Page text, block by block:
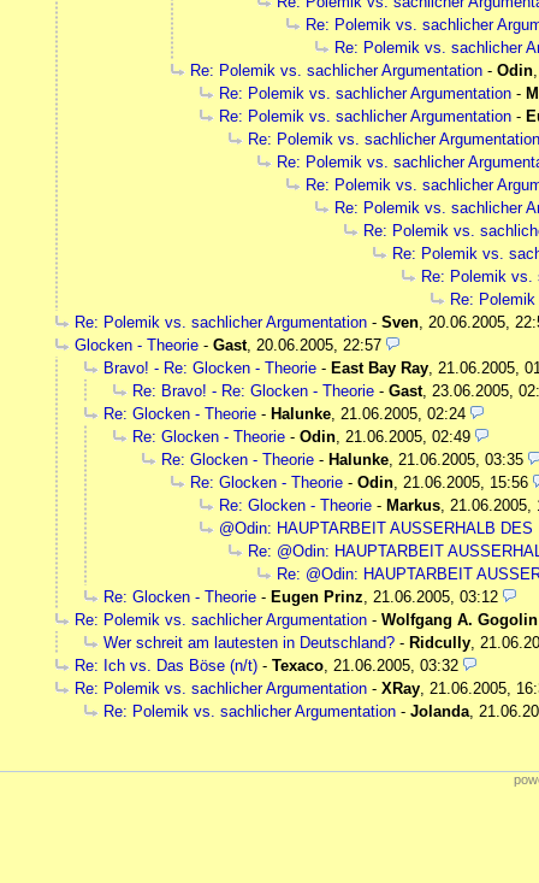
Re: Polemik vs. sachlicher
Re: Polemik vs. sachlicher
Re: Polemik vs. sachlicher Argumentation - Odin
Re: Polemik vs. sachlicher Argumentation -
Re: Polemik vs. sachlicher Argumentation -
Re: Polemik vs. sachlicher Argumentation
Re: Polemik vs. sachlicher
Re: Polemik vs. sachlicher
Re: Polemik vs. sachlicher
Re: Polemik vs.
Re: Polemik vs.
Re: Polemik vs.
Re:
Re: Polemik vs. sachlicher Argumentation - Sven, 20.06.2005,
Glocken - Theorie - Gast, 20.06.2005, 22:57
Bravo! - Re: Glocken - Theorie - East Bay Ray, 21.06.2005,
Re: Bravo! - Re: Glocken - Theorie - Gast, 23.06.2005,
Re: Glocken - Theorie - Halunke, 21.06.2005, 02:24
Re: Glocken - Theorie - Odin, 21.06.2005, 02:49
Re: Glocken - Theorie - Halunke, 21.06.2005, 03:35
Re: Glocken - Theorie - Odin, 21.06.2005, 15:56
Re: Glocken - Theorie - Markus, 21.06.2005,
@Odin: HAUPTARBEIT AUSSERHALB
Re: @Odin: HAUPTARBEIT
Re: @Odin: HAUPTARBEIT
Re: Glocken - Theorie - Eugen Prinz, 21.06.2005, 03:12
Re: Polemik vs. sachlicher Argumentation - Wolfgang A. Gogolin
Wer schreit am lautesten in Deutschland? - Ridcully,
Re: Ich vs. Das Böse (n/t) - Texaco, 21.06.2005, 03:32
Re: Polemik vs. sachlicher Argumentation - XRay, 21.06.2005,
Re: Polemik vs. sachlicher Argumentation - Jolanda,